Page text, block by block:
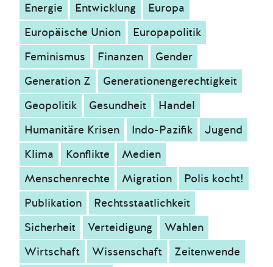
Energie
Entwicklung
Europa
Europäische Union
Europapolitik
Feminismus
Finanzen
Gender
Generation Z
Generationengerechtigkeit
Geopolitik
Gesundheit
Handel
Humanitäre Krisen
Indo-Pazifik
Jugend
Klima
Konflikte
Medien
Menschenrechte
Migration
Polis kocht!
Publikation
Rechtsstaatlichkeit
Sicherheit
Verteidigung
Wahlen
Wirtschaft
Wissenschaft
Zeitenwende